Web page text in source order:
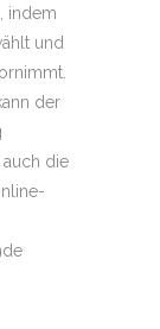
indem
und
der
die